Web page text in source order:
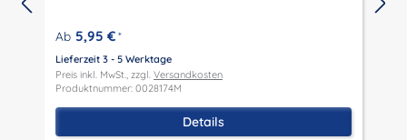
Ab 5,95 € *
Lieferzeit 3 - 5 Werktage
Preis inkl. MwSt., zzgl. Versandkosten
Produktnummer: 0028174M
Details